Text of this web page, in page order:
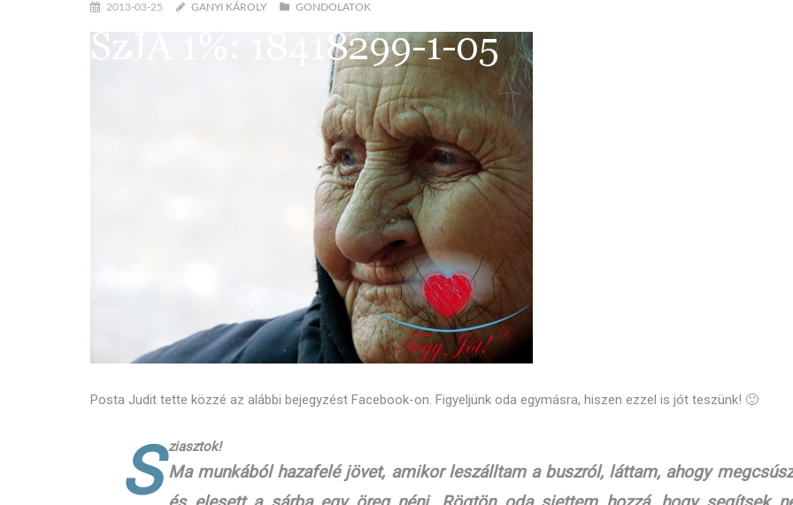
2013-03-25 GANYI KÁROLY GONDOLATOK
Posta Judit tette közzé az alábbi bejegyzést Facebook-on. Figyeljünk oda egymásra, hiszen ezzel is jót teszünk! 🙂
S ziasztok!
Ma munkából hazafelé jövet, amikor leszálltam a buszról, láttam, ahogy